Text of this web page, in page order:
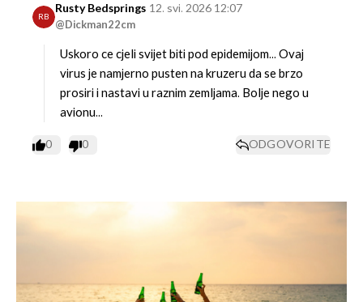
RB
Rusty Bedsprings
@Dickman22cm
12. svi. 2026 12:07
Uskoro ce cjeli svijet biti pod epidemijom... Ovaj
virus je namjerno pusten na kruzeru da se brzo
prosiri i nastavi u raznim zemljama. Bolje nego u
avionu...
0 0 ODGOVORITE